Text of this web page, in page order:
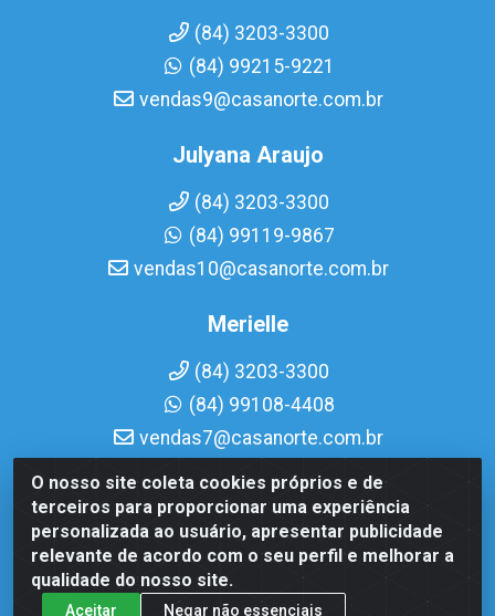
O nosso site coleta cookies próprios e de
terceiros para proporcionar uma experiência
personalizada ao usuário, apresentar publicidade
relevante de acordo com o seu perfil e melhorar a
qualidade do nosso site.
Aceitar Negar não essenciais
(84) 3203-3300
(84) 99215-9221
vendas9@casanorte.com.br
Julyana Araujo
(84) 3203-3300
(84) 99119-9867
vendas10@casanorte.com.br
Merielle
(84) 3203-3300
(84) 99108-4408
vendas7@casanorte.com.br
Casa Norte LTDA - Av. Interventor Mário Câmara, 1815 -
Dix-Sept Rosado, Natal/RN - CEP 59054-600 - CNPJ
08.713.513/0001-51